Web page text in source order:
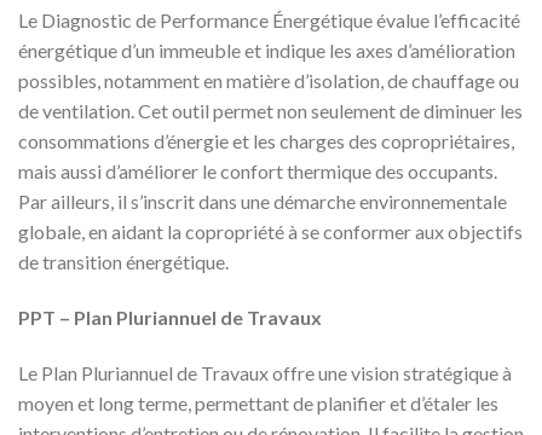
Le Diagnostic de Performance Énergétique évalue l’efficacité
énergétique d’un immeuble et indique les axes d’amélioration
possibles, notamment en matière d’isolation, de chauffage ou
de ventilation. Cet outil permet non seulement de diminuer les
consommations d’énergie et les charges des copropriétaires,
mais aussi d’améliorer le confort thermique des occupants.
Par ailleurs, il s’inscrit dans une démarche environnementale
globale, en aidant la copropriété à se conformer aux objectifs
de transition énergétique.
PPT – Plan Pluriannuel de Travaux
Le Plan Pluriannuel de Travaux offre une vision stratégique à
moyen et long terme, permettant de planifier et d’étaler les